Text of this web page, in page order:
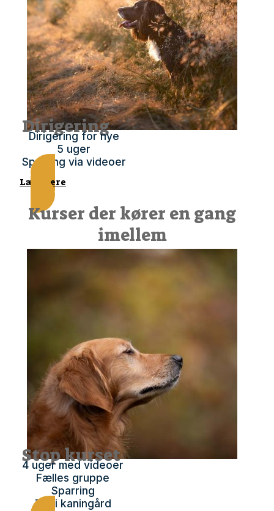
Dirigering
Dirigering for nye
5 uger
Sparring via videoer
Læs mere
Kurser der kører en gang
imellem
Stop kurset
4 uger med videoer
Fælles gruppe
Sparring
Tur i kaningård